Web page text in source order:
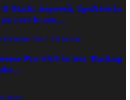
8 Black: impresii, tips&tricks
pe care le-am…
Pro SSD în test. Backup
the…